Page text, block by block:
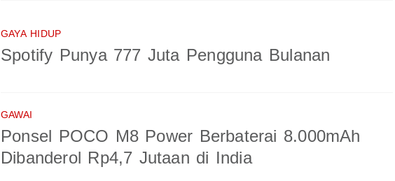
GAYA HIDUP
Spotify Punya 777 Juta Pengguna Bulanan
GAWAI
Ponsel POCO M8 Power Berbaterai 8.000mAh
Dibanderol Rp4,7 Jutaan di India